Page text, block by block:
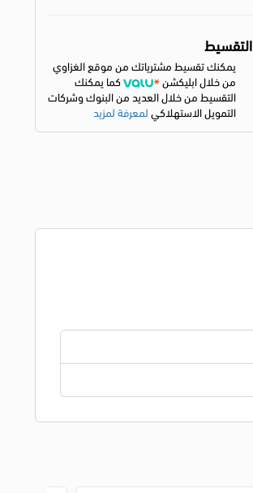
التقسيط
يمكنك تقسيط مشترياتك من موقع الغزاوي
من خلال ابليكشن
كما يمكنك
التقسيط من خلال العديد من البنوك وشركات
التمويل الاستهلاكيلمعرفة لمزيد